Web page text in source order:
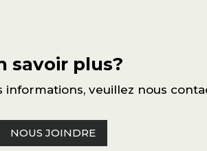
savoir plus?
informations, veuillez nous
NOUS JOINDRE